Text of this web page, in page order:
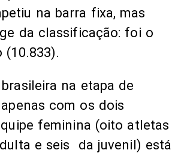
na barra fixa, mas
da classificação: foi o
(10.833).
na etapa de
com os dois
feminina (oito atletas
e seis da juvenil) está